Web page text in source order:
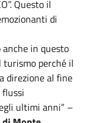
Questo il
di
in questo
turismo perché il
direzione al fine
ultimi anni” –